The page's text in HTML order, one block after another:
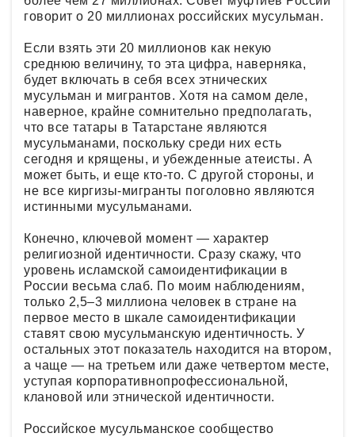
говорит о 20 миллионах российских мусульман.
Если взять эти 20 миллионов как некую
среднюю величину, то эта цифра, наверняка,
будет включать в себя всех этнических
мусульман и мигрантов. Хотя на самом деле,
наверное, крайне сомнительно предполагать,
что все татары в Татарстане являются
мусульманами, поскольку среди них есть
сегодня и крящены, и убежденные атеисты. А
может быть, и еще кто-то. С другой стороны, и
не все киргизы-мигранты поголовно являются
истинными мусульманами.
Конечно, ключевой момент — характер
религиозной идентичности. Сразу скажу, что
уровень исламской самоидентификации в
России весьма слаб. По моим наблюдениям,
только 2,5–3 миллиона человек в стране на
первое место в шкале самоидентификации
ставят свою мусульманскую идентичность. У
остальных этот показатель находится на втором,
а чаще — на третьем или даже четвертом месте,
уступая корпоративнопрофессиональной,
клановой или этнической идентичности.
Российское мусульманское сообщество